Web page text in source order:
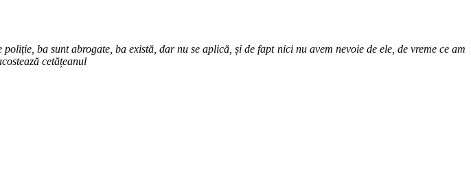
ba sunt abrogate, ba există, dar nu se aplică, și de fapt nici nu avem nevoie de ele, de vreme ce am
cetățeanul